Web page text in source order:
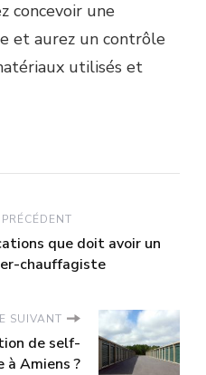
concevoir une
et aurez un contrôle
utilisés et
que doit avoir un
chauffagiste
SUIVANT
de self-
à Amiens ?